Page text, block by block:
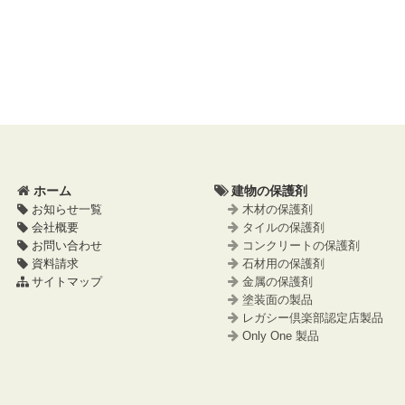
ホーム
お知らせ一覧
会社概要
お問い合わせ
資料請求
サイトマップ
建物の保護剤
木材の保護剤
タイルの保護剤
コンクリートの保護剤
石材用の保護剤
金属の保護剤
塗装面の製品
レガシー倶楽部認定店製品
Only One 製品